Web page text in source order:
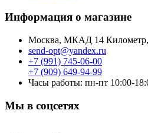
Информация о магазине
Москва, МКАД 14 Километр,
send-opt@yandex.ru
+7 (991) 745-06-00
+7 (909) 649-94-99
Часы работы: пн-пт 10:00-
Мы в соцсетях